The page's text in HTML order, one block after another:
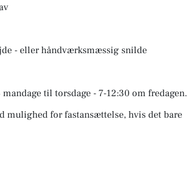
- eller håndværksmæssig snilde
til torsdage - 7-12:30 om fredagen.
mulighed for fastansættelse, hvis det bare